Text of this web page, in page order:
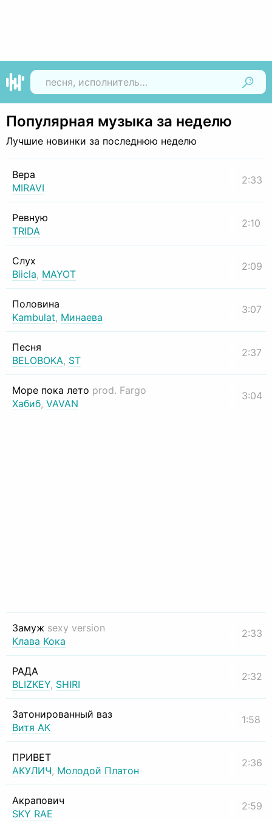
Популярная музыка за неделю
Лучшие новинки за последнюю неделю
Вера
MIRAVI
2:33
Ревную
TRIDA
2:10
Слух
Biicla, MAYOT
2:09
Половина
Kambulat, Минаева
3:07
Песня
BELOBOKA, ST
2:37
Море пока лето prod. Fargo
Хабиб, VAVAN
3:04
Замуж sexy version
Клава Кока
2:33
РАДА
BLIZKEY, SHIRI
2:32
Затонированный ваз
Витя АК
1:58
ПРИВЕТ
АКУЛИЧ, Молодой Платон
2:36
Акрапович
SKY RAE
2:59